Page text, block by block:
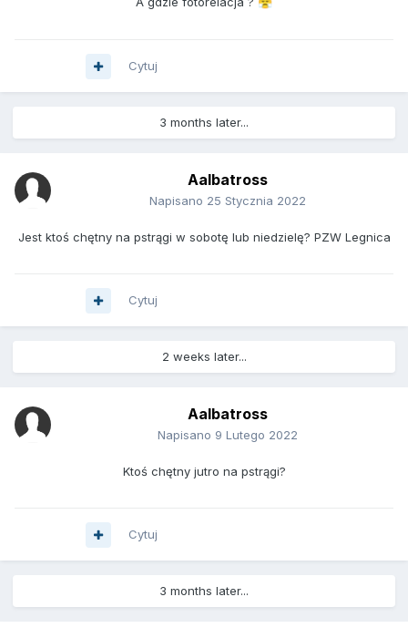
Cytuj
3 months later...
Aalbatross
Napisano 25 Stycznia 2022
Jest ktoś chętny na pstrągi w sobotę lub niedzielę? PZW Legnica
Cytuj
2 weeks later...
Aalbatross
Napisano 9 Lutego 2022
Ktoś chętny jutro na pstrągi?
Cytuj
3 months later...